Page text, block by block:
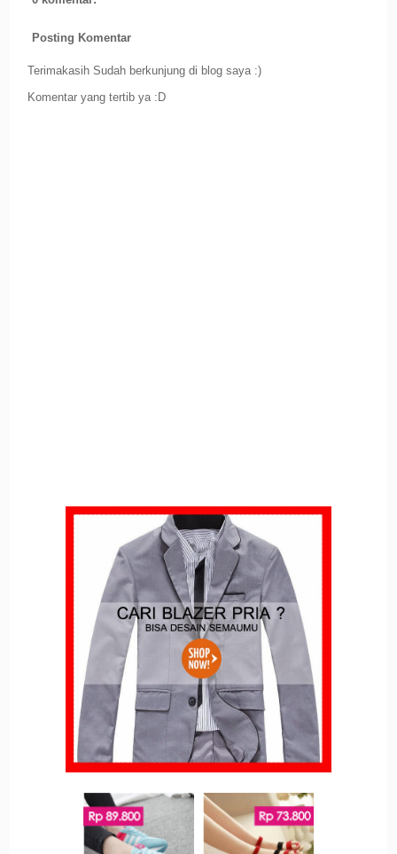
Posting Komentar
Terimakasih Sudah berkunjung di blog saya :)
Komentar yang tertib ya :D